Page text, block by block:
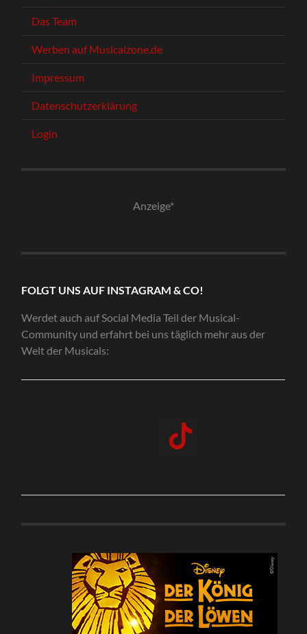
Das Team
Werben auf Musicalzone.de
Impressum
Datenschutzerklärung
Login
Anzeige*
FOLGT UNS AUF INSTAGRAM & CO!
Werdet auch auf Social Media Teil der Musical-
Community und erfahrt bei uns täglich mehr aus der
Welt der Musicals: